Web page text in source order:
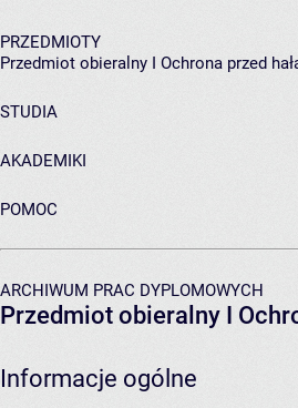
PRZEDMIOTY
Przedmiot obieralny I Ochrona przed
STUDIA
AKADEMIKI
POMOC
ARCHIWUM PRAC DYPLOMOWYCH
Przedmiot obieralny I
Informacje ogólne